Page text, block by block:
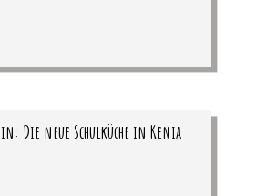
Die neue Schulküche in Kenia